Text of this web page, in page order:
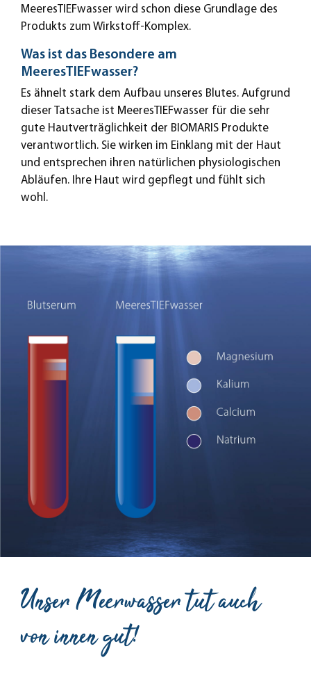
MeeresTIEFwasser wird schon diese Grundlage des
Produkts zum Wirkstoff-Komplex.
Was ist das Besondere am
MeeresTIEFwasser?
Es ähnelt stark dem Aufbau unseres Blutes. Aufgrund
dieser Tatsache ist MeeresTIEFwasser für die sehr
gute Hautverträglichkeit der BIOMARIS Produkte
verantwortlich. Sie wirken im Einklang mit der Haut
und entsprechen ihren natürlichen physiologischen
Abläufen. Ihre Haut wird gepflegt und fühlt sich
wohl.
Unser Meerwasser tut auch
von innen gut!